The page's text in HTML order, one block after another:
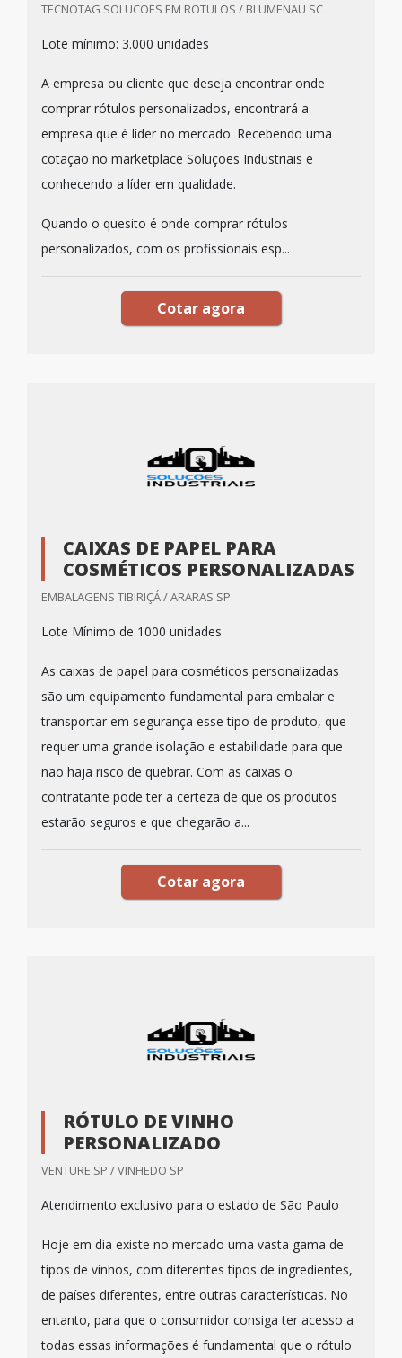
TECNOTAG SOLUCOES EM ROTULOS / BLUMENAU SC
Lote mínimo: 3.000 unidades
A empresa ou cliente que deseja encontrar onde
comprar rótulos personalizados, encontrará a
empresa que é líder no mercado. Recebendo uma
cotação no marketplace Soluções Industriais e
conhecendo a líder em qualidade.
Quando o quesito é onde comprar rótulos
personalizados, com os profissionais esp...
Cotar agora
CAIXAS DE PAPEL PARA
COSMÉTICOS PERSONALIZADAS
EMBALAGENS TIBIRIÇÁ / ARARAS SP
Lote Mínimo de 1000 unidades
As caixas de papel para cosméticos personalizadas
são um equipamento fundamental para embalar e
transportar em segurança esse tipo de produto, que
requer uma grande isolação e estabilidade para que
não haja risco de quebrar. Com as caixas o
contratante pode ter a certeza de que os produtos
estarão seguros e que chegarão a...
Cotar agora
RÓTULO DE VINHO
PERSONALIZADO
VENTURE SP / VINHEDO SP
Atendimento exclusivo para o estado de São Paulo
Hoje em dia existe no mercado uma vasta gama de
tipos de vinhos, com diferentes tipos de ingredientes,
de países diferentes, entre outras características. No
entanto, para que o consumidor consiga ter acesso a
todas essas informações é fundamental que o rótulo